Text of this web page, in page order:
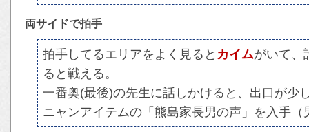
両サイドで拍手
拍手してるエリアをよく見ると カイムがいて、
ると戦える。
一番奥(最後)の先生に話しかけると、出口が少
ニャンアイテムの「熊島家長男の声」を入手